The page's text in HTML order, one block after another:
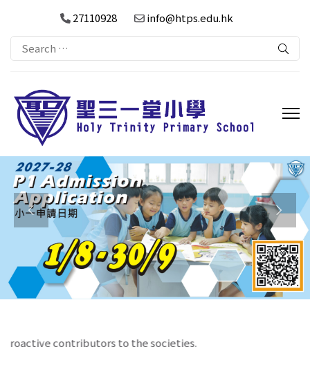
27110928 info@htps.edu.hk
Search
for:
contributors to the societies.